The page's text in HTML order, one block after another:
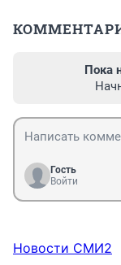
Пока
Гость
Войти
Новости СМИ2